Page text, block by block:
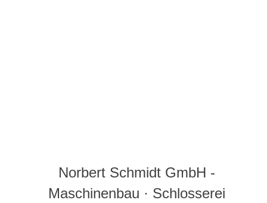
Norbert Schmidt GmbH -
Maschinenbau · Schlosserei